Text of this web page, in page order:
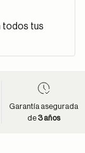
todos tus
Garantía asegurada
de 3 años